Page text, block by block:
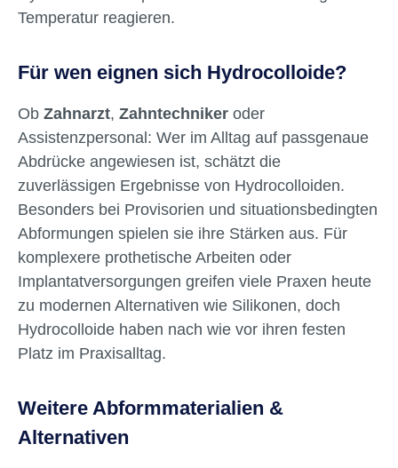
Temperatur reagieren.
Für wen eignen sich Hydrocolloide?
Ob Zahnarzt, Zahntechniker oder
Assistenzpersonal: Wer im Alltag auf passgenaue
Abdrücke angewiesen ist, schätzt die
zuverlässigen Ergebnisse von Hydrocolloiden.
Besonders bei Provisorien und situationsbedingten
Abformungen spielen sie ihre Stärken aus. Für
komplexere prothetische Arbeiten oder
Implantatversorgungen greifen viele Praxen heute
zu modernen Alternativen wie Silikonen, doch
Hydrocolloide haben nach wie vor ihren festen
Platz im Praxisalltag.
Weitere Abformmaterialien &
Alternativen